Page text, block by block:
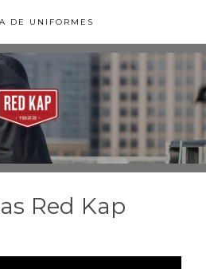
DE UNIFORMES
Red Kap